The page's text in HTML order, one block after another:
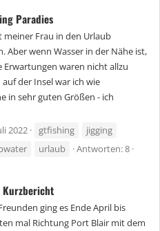
Paradies
Frau in den Urlaub
Aber wenn Wasser in der Nähe ist,
Erwartungen waren nicht allzu
der Insel war ich wie
in sehr guten Größen - ich
2022 gtfishing
jigging
urlaub
Antworten: 8
Kurzbericht
ging es Ende April bis
mal Richtung Port Blair mit dem